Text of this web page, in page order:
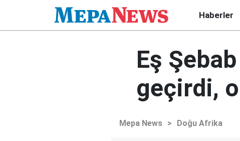
Haberler
Eş
geçirdi,
Mepa News > Doğu Afrika